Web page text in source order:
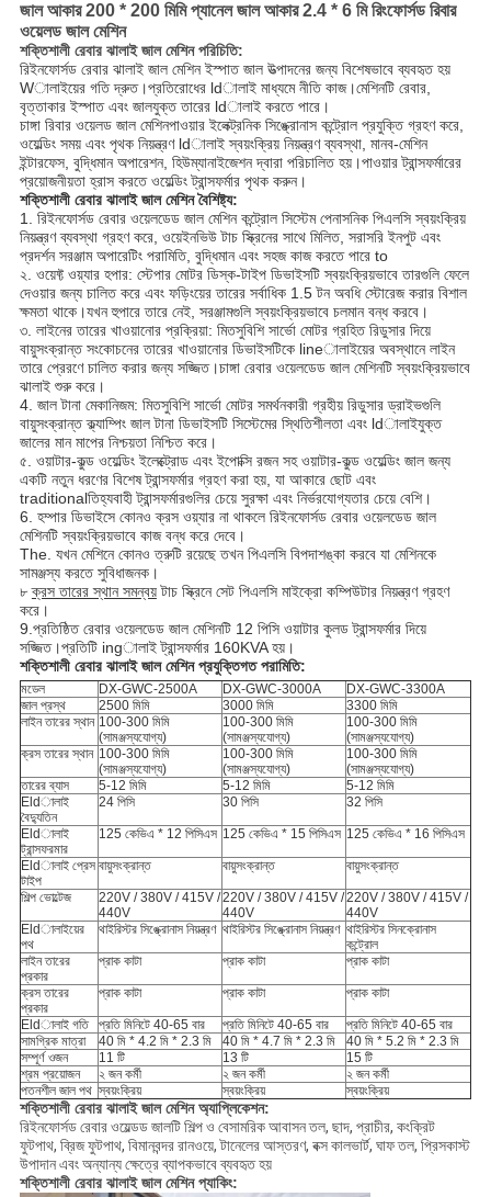
জাল আকার 200 * 200 মিমি প্যানেল জাল আকার 2.4 * 6 মি রিংফোর্সড রিবার
ওয়েলড জাল মেশিন
শক্তিশালী রেবার ঝালাই জাল মেশিন পরিচিতি:
রিইনফোর্সড রেবার ঝালাই জাল মেশিনইস্পাত জাল উত্পাদনের জন্য বিশেষভাবে ব্যবহৃত হয়
Wালাইয়ের গতি দ্রুত।প্রতিরোধের ldালাই মাধ্যমে নীতি কাজ।মেশিনটি রেবার,
বৃত্তাকার ইস্পাত এবং জালযুক্ত তারের ldালাই করতে পারে।
চাঙ্গা রিবার ওয়েলড জাল মেশিনপাওয়ার ইলেক্ট্রনিক সিঙ্ক্রোনাস কন্ট্রোল প্রযুক্তি গ্রহণ করে,
ওয়েল্ডিং সময় এবং পৃথক নিয়ন্ত্রণ ldালাই স্বয়ংক্রিয় নিয়ন্ত্রণ ব্যবস্থা, মানব-মেশিন
ইন্টারফেস, বুদ্ধিমান অপারেশন, হিউম্যানাইজেশন দ্বারা পরিচালিত হয়।পাওয়ার ট্রান্সফর্মারের
প্রয়োজনীয়তা হ্রাস করতে ওয়েল্ডিং ট্রান্সফর্মার পৃথক করুন।
শক্তিশালী রেবার ঝালাই জাল মেশিন বৈশিষ্ট্য:
1. রিইনফোর্সড রেবার ওয়েলডেড জাল মেশিন কন্ট্রোল সিস্টেম পেনাসনিক পিএলসি স্বয়ংক্রিয়
নিয়ন্ত্রণ ব্যবস্থা গ্রহণ করে, ওয়েইনভিউ টাচ স্ক্রিনের সাথে মিলিত, সরাসরি ইনপুট এবং
প্রদর্শন সরঞ্জাম অপারেটিং পরামিতি, বুদ্ধিমান এবং সহজ কাজ করতে পারে to
২. ওয়েফ্ট ওয়্যার হপার: স্টেপার মোটর ডিস্ক-টাইপ ডিভাইসটি স্বয়ংক্রিয়ভাবে তারগুলি ফেলে
দেওয়ার জন্য চালিত করে এবং ফড়িংয়ের তারের সর্বাধিক 1.5 টন অবধি স্টোরেজ করার বিশাল
ক্ষমতা থাকে।যখন হুপারে তারে নেই, সরঞ্জামগুলি স্বয়ংক্রিয়ভাবে চলমান বন্ধ করবে।
৩. লাইনের তারের খাওয়ানোর প্রক্রিয়া: মিতসুবিশি সার্ভো মোটর গ্রহিত রিডুসার দিয়ে
বায়ুসংক্রান্ত সংকোচনের তারের খাওয়ানোর ডিভাইসটিকে lineালাইয়ের অবস্থানে লাইন
তারে প্রেরণে চালিত করার জন্য সজ্জিত।চাঙ্গা রেবার ওয়েলডেড জাল মেশিনটি স্বয়ংক্রিয়ভাবে
ঝালাই শুরু করে।
4. জাল টানা মেকানিজম: মিতসুবিশি সার্ভো মোটর সমর্থনকারী গ্রহীয় রিডুসার ড্রাইভগুলি
বায়ুসংক্রান্ত ক্ল্যাম্পিং জাল টানা ডিভাইসটি সিস্টেমের স্থিতিশীলতা এবং ldালাইযুক্ত
জালের মান মাপের নিশ্চয়তা নিশ্চিত করে।
৫. ওয়াটার-কুল্ড ওয়েল্ডিং ইলেক্ট্রোড এবং ইপোক্সি রজন সহ ওয়াটার-কুল্ড ওয়েল্ডিং জাল জন্য
একটি নতুন ধরণের বিশেষ ট্রান্সফর্মার গ্রহণ করা হয়, যা আকারে ছোট এবং
traditionalতিহ্যবাহী ট্রান্সফর্মারগুলির চেয়ে সুরক্ষা এবং নির্ভরযোগ্যতার চেয়ে বেশি।
6. হম্পার ডিভাইসে কোনও ক্রস ওয়্যার না থাকলে রিইনফোর্সড রেবার ওয়েলডেড জাল
মেশিনটি স্বয়ংক্রিয়ভাবে কাজ বন্ধ করে দেবে।
The. যখন মেশিনে কোনও ত্রুটি রয়েছে তখন পিএলসি বিপদাশঙ্কা করবে যা মেশিনকে
সামঞ্জস্য করতে সুবিধাজনক।
৮ক্রস তারের স্থান সমন্বয়টাচ স্ক্রিনে সেট পিএলসি মাইক্রো কম্পিউটার নিয়ন্ত্রণ গ্রহণ
করে।
9.প্রতিষ্ঠিত রেবার ওয়েলডেড জাল মেশিনটি 12 পিসি ওয়াটার কুলড ট্রান্সফর্মার দিয়ে
সজ্জিত।প্রতিটি ingালাই ট্রান্সফর্মার 160KVA হয়।
শক্তিশালী রেবার ঝালাই জাল মেশিন প্রযুক্তিগত পরামিতি:
মডেল DX-GWC-2500A DX-GWC-3000A
DX-GWC-3300A
জাল প্রস্থ
2500 মিমি 3000 মিমি
3300 মিমি
লাইন তারের স্থান 100-300 মিমি
(সামঞ্জস্যযোগ্য)
100-300 মিমি
(সামঞ্জস্যযোগ্য)
100-300 মিমি
(সামঞ্জস্যযোগ্য)
ক্রস তারের স্থান 100-300 মিমি
(সামঞ্জস্যযোগ্য)
100-300 মিমি
(সামঞ্জস্যযোগ্য)
100-300 মিমি
(সামঞ্জস্যযোগ্য)
তারের ব্যাস
5-12 মিমি 5-12 মিমি
5-12 মিমি
Eldালাই
বৈদ্যুতিন
24 পিসি 30 পিসি 32 পিসি
Eldালাই
ট্রান্সফরমার
125 কেভিএ * 12 পিসিএস 125 কেভিএ * 15 পিসিএস 125 কেভিএ * 16 পিসিএস
Eldালাই প্রেস
টাইপ
বায়ুসংক্রান্ত বায়ুসংক্রান্ত বায়ুসংক্রান্ত
শিল্প ভোল্টেজ
220V / 380V / 415V /
440V
220V / 380V / 415V /
440V
220V / 380V / 415V /
440V
Eldালাইয়ের
পথ
থাইরিস্টর সিঙ্ক্রোনাস নিয়ন্ত্রণ থাইরিস্টর সিঙ্ক্রোনাস নিয়ন্ত্রণ থাইরিস্টর সিনক্রোনাস
কন্ট্রোল
লাইন তারের
প্রকার
প্রাক কাটা প্রাক কাটা প্রাক কাটা
ক্রস তারের
প্রকার
প্রাক কাটা প্রাক কাটা প্রাক কাটা
Eldালাই গতি প্রতি মিনিটে 40-65 বার প্রতি মিনিটে 40-65 বার
প্রতি মিনিটে 40-65 বার
সামগ্রিক মাত্রা
40 মি * 4.2 মি * 2.3 মি 40 মি * 4.7 মি * 2.3 মি
40 মি * 5.2 মি * 2.3 মি
সম্পূর্ণ ওজন
11 টি 13 টি
15 টি
শ্রম প্রয়োজন
২ জন কর্মী ২ জন কর্মী
২ জন কর্মী
পতনশীল জাল পথ স্বয়ংক্রিয় স্বয়ংক্রিয় স্বয়ংক্রিয়
শক্তিশালী রেবার ঝালাই জাল মেশিন অ্যাপ্লিকেশন:
রিইনফোর্সড রেবার ওয়েল্ডড জালটি শিল্প ও বেসামরিক আবাসন তল, ছাদ, প্রাচীর, কংক্রিট
ফুটপাথ, ব্রিজ ফুটপাথ, বিমানবন্দর রানওয়ে, টানেলের আস্তরণ, বক্স কালভার্ট, ঘাফ তল, প্রিসকাস্ট
উপাদান এবং অন্যান্য ক্ষেত্রে ব্যাপকভাবে ব্যবহৃত হয়
শক্তিশালী রেবার ঝালাই জাল মেশিন প্যাকিং: